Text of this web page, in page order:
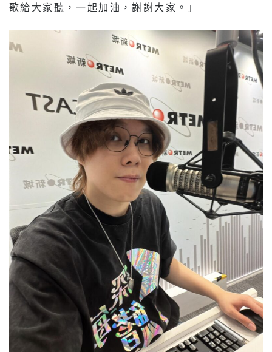
歌給大家聽，一起加油，謝謝大家。」